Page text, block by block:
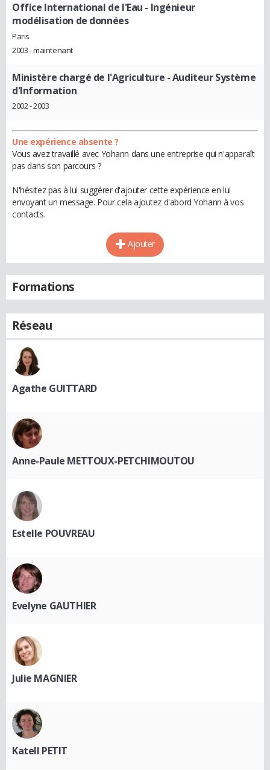
Office International de l'Eau - Ingénieur
modélisation de données
Paris
2003 - maintenant
Ministère chargé de l'Agriculture - Auditeur Système
d'Information
2002 - 2003
Une expérience absente ?
Vous avez travaillé avec Yohann dans une entreprise qui n'apparaît
pas dans son parcours ?
N'hésitez pas à lui suggérer d'ajouter cette expérience en lui
envoyant un message. Pour cela ajoutez d'abord Yohann à vos
contacts.
Ajouter
Formations
Réseau
Agathe GUITTARD
Anne-Paule METTOUX-PETCHIMOUTOU
Estelle POUVREAU
Evelyne GAUTHIER
Julie MAGNIER
Katell PETIT